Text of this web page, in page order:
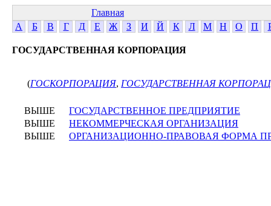
Главная
А
Б В Г Д Е Ж З И Й К Л М Н О П
ГОСУДАРСТВЕННАЯ КОРПОРАЦИЯ
(ГОСКОРПОРАЦИЯ, ГОСУДАРСТВЕННАЯ
ВЫШЕ
ГОСУДАРСТВЕННОЕ ПРЕДПРИЯТИЕ
ВЫШЕ
НЕКОММЕРЧЕСКАЯ ОРГАНИЗАЦИЯ
ВЫШЕ
ОРГАНИЗАЦИОННО-ПРАВОВАЯ ФОРМА